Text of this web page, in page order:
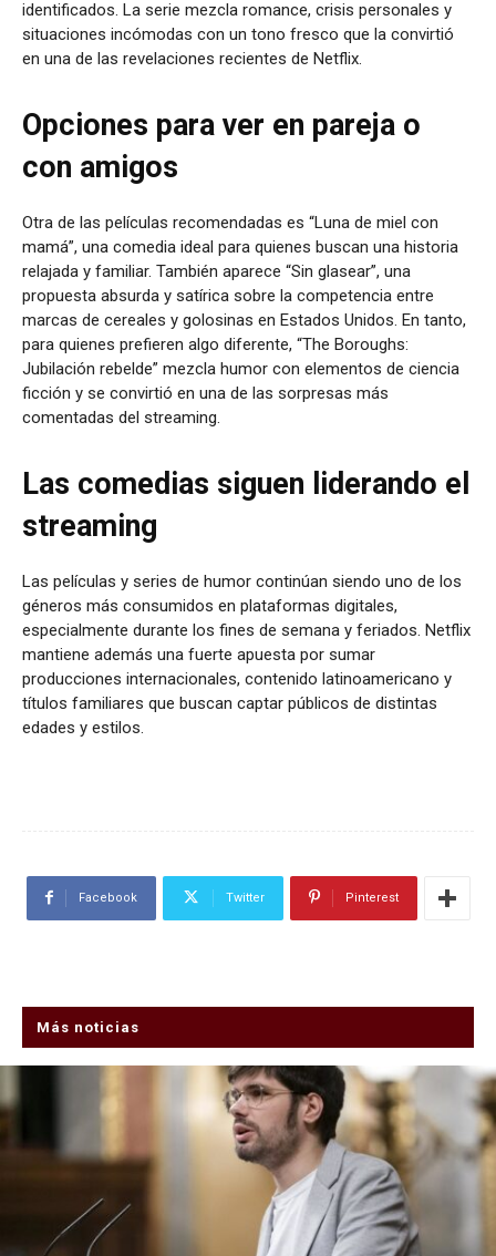
identificados. La serie mezcla romance, crisis personales y
situaciones incómodas con un tono fresco que la convirtió
en una de las revelaciones recientes de Netflix.
Opciones para ver en pareja o
con amigos
Otra de las películas recomendadas es “Luna de miel con
mamá”, una comedia ideal para quienes buscan una historia
relajada y familiar. También aparece “Sin glasear”, una
propuesta absurda y satírica sobre la competencia entre
marcas de cereales y golosinas en Estados Unidos. En tanto,
para quienes prefieren algo diferente, “The Boroughs:
Jubilación rebelde” mezcla humor con elementos de ciencia
ficción y se convirtió en una de las sorpresas más
comentadas del streaming.
Las comedias siguen liderando el
streaming
Las películas y series de humor continúan siendo uno de los
géneros más consumidos en plataformas digitales,
especialmente durante los fines de semana y feriados. Netflix
mantiene además una fuerte apuesta por sumar
producciones internacionales, contenido latinoamericano y
títulos familiares que buscan captar públicos de distintas
edades y estilos.
Facebook Twitter Pinterest
Más noticias